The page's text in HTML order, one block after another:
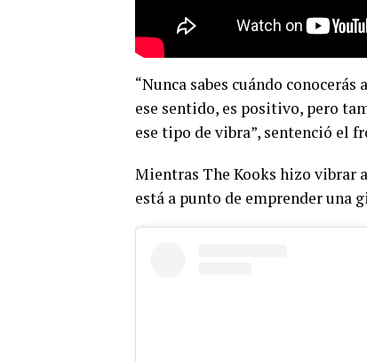
“Nunca sabes cuándo
ese sentido, es positivo, pero
ese tipo de vibra”, sentenció el
Mientras The Kooks hizo vibrar
está a punto de emprender una